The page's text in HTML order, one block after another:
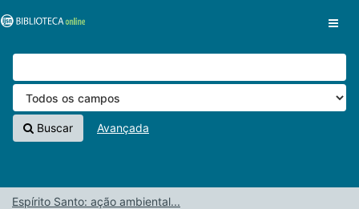
VuFind
Buscar Avançada
Espírito Santo: ação ambiental...